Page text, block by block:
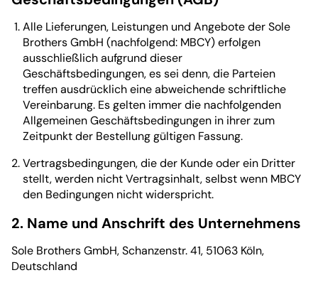
Alle Lieferungen, Leistungen und Angebote der Sole
Brothers GmbH (nachfolgend: MBCY) erfolgen
ausschließlich aufgrund dieser
Geschäftsbedingungen, es sei denn, die Parteien
treffen ausdrücklich eine abweichende schriftliche
Vereinbarung. Es gelten immer die nachfolgenden
Allgemeinen Geschäftsbedingungen in ihrer zum
Zeitpunkt der Bestellung gültigen Fassung.
Vertragsbedingungen, die der Kunde oder ein Dritter
stellt, werden nicht Vertragsinhalt, selbst wenn MBCY
den Bedingungen nicht widerspricht.
2. Name und Anschrift des Unternehmens
Sole Brothers GmbH, Schanzenstr. 41, 51063 Köln,
Deutschland